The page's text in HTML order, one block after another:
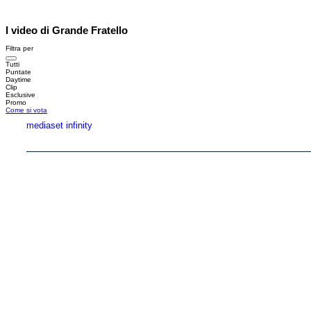
I video di Grande Fratello
Filtra per
Tutti
Puntate
Daytime
Clip
Esclusive
Promo
Come si vota
mediaset infinity